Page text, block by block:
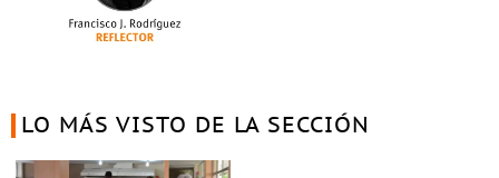
LO MÁS VISTO DE LA SECCIÓN